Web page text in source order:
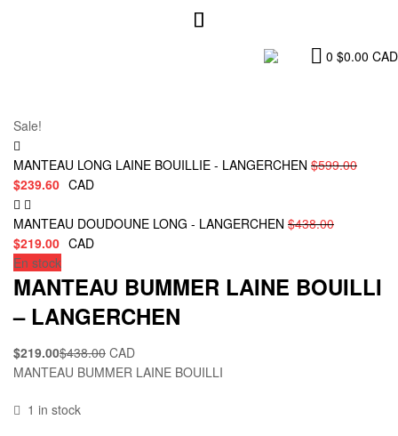
0 $0.00 CAD
Sale!
MANTEAU LONG LAINE BOUILLIE - LANGERCHEN $599.00
$239.60 CAD
MANTEAU DOUDOUNE LONG - LANGERCHEN $438.00
$219.00 CAD
En stock
MANTEAU BUMMER LAINE BOUILLI
– LANGERCHEN
$438.00
$219.00
CAD
MANTEAU BUMMER LAINE BOUILLI
1 in stock